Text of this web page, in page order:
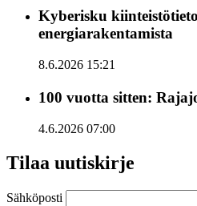
Kyberisku
energiarakentamista
8.6.2026 15:21
100 vuotta sitten:
4.6.2026 07:00
Tilaa uutiskirje
Sähköposti